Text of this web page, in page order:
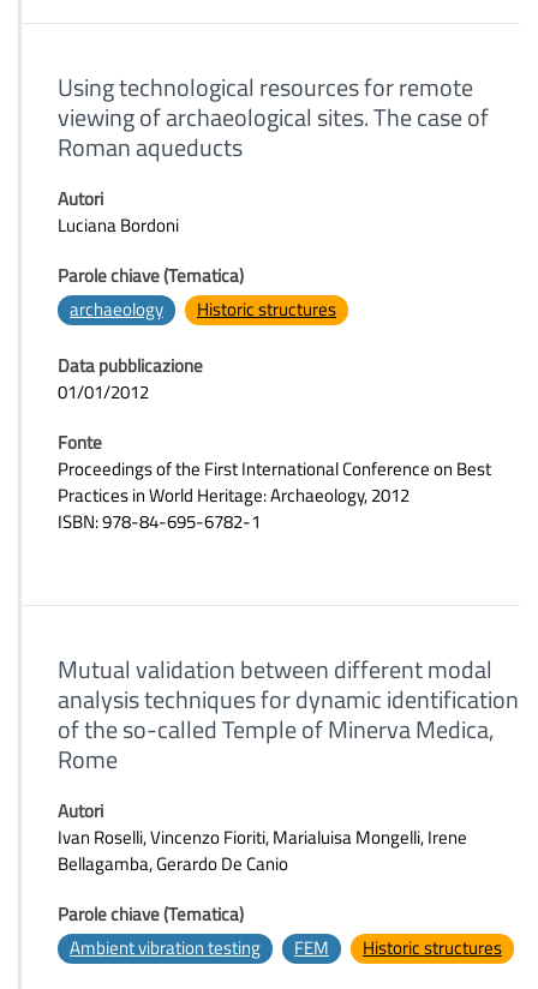
Using technological resources for remote
viewing of archaeological sites. The case of
Roman aqueducts
Autori
Luciana Bordoni
Parole chiave (Tematica)
archaeology
Historic structures
Data pubblicazione
01/01/2012
Fonte
Proceedings of the First International Conference on Best
Practices in World Heritage: Archaeology, 2012
ISBN: 978-84-695-6782-1
Mutual validation between different modal
analysis techniques for dynamic identification
of the so-called Temple of Minerva Medica,
Rome
Autori
Ivan Roselli, Vincenzo Fioriti, Marialuisa Mongelli, Irene
Bellagamba, Gerardo De Canio
Parole chiave (Tematica)
Ambient vibration testing
FEM Historic structures